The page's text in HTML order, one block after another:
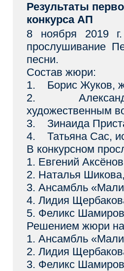
Результаты
конкурса АП
8 ноября 2019
прослушивание
песни.
Состав жюри:
1. Борис Жуков,
2. Александр
художественным
3. Зинаида
4. Татьяна Сас,
В конкурсном
1. Евгений
2. Наталья
3. Ансамбль
4. Лидия
5. Феликс
Решением жюри на
1. Ансамбль
2. Лидия
3. Феликс